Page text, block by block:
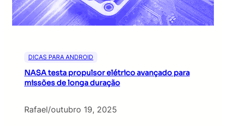
DICAS PARA ANDROID
NASA testa propulsor elétrico avançado para
missões de longa duração
Rafael/outubro 19, 2025